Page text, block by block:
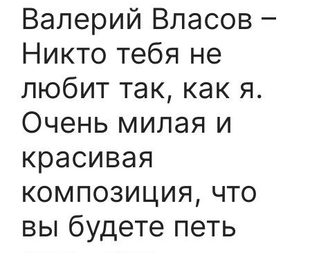
Валерий Власов –
Никто тебя не
любит так, как я.
Очень милая и
красивая
композиция, что
вы будете петь